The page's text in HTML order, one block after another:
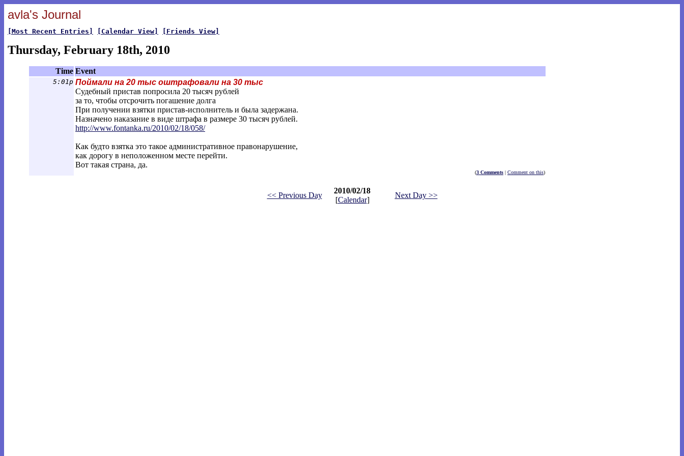
avla's Journal
[Most Recent Entries] [Calendar View] [Friends View]
Thursday, February 18th, 2010
Time Event
5:01p Поймали на 20 тыс оштрафовали на 30 тыс
Судебный пристав попросила 20 тысяч рублей
за то, чтобы отсрочить погашение долга
При получении взятки пристав-исполнитель и была задержана.
Назначено наказание в виде штрафа в размере 30 тысяч рублей.
http://www.fontanka.ru/2010/02/18/058/
Как будто взятка это такое административное правонарушение,
как дорогу в неположенном месте перейти.
Вот такая страна, да.
(3 Comments | Comment on this)
<< Previous Day
2010/02/18
[Calendar]
Next Day >>